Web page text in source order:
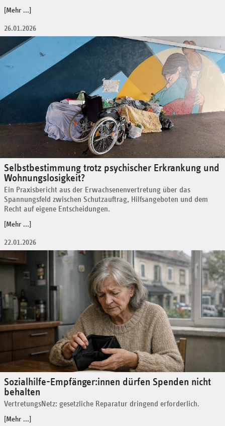
[Mehr ...]
26.01.2026
Selbstbestimmung trotz psychischer Erkrankung und
Wohnungslosigkeit?
Ein Praxisbericht aus der Erwachsenenvertretung über das
Spannungsfeld zwischen Schutzauftrag, Hilfsangeboten und dem
Recht auf eigene Entscheidungen.
[Mehr ...]
22.01.2026
Sozialhilfe-Empfänger:innen dürfen Spenden nicht
behalten
VertretungsNetz: gesetzliche Reparatur dringend erforderlich.
[Mehr ...]